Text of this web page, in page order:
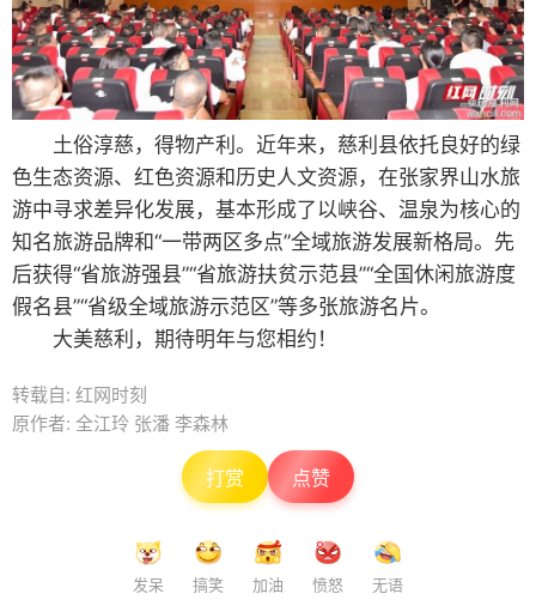
土俗淳慈，得物产利。近年来，慈利县依托良好的绿
色生态资源、红色资源和历史人文资源，在张家界山水旅
游中寻求差异化发展，基本形成了以峡谷、温泉为核心的
知名旅游品牌和“一带两区多点”全域旅游发展新格局。先
后获得“省旅游强县”“省旅游扶贫示范县”“全国休闲旅游度
假名县”“省级全域旅游示范区”等多张旅游名片。
大美慈利，期待明年与您相约！
转载自: 红网时刻
原作者: 全江玲 张潘 李森林
打赏 点赞
发呆 搞笑 加油 愤怒 无语